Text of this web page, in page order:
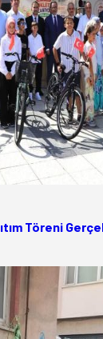
Töreni